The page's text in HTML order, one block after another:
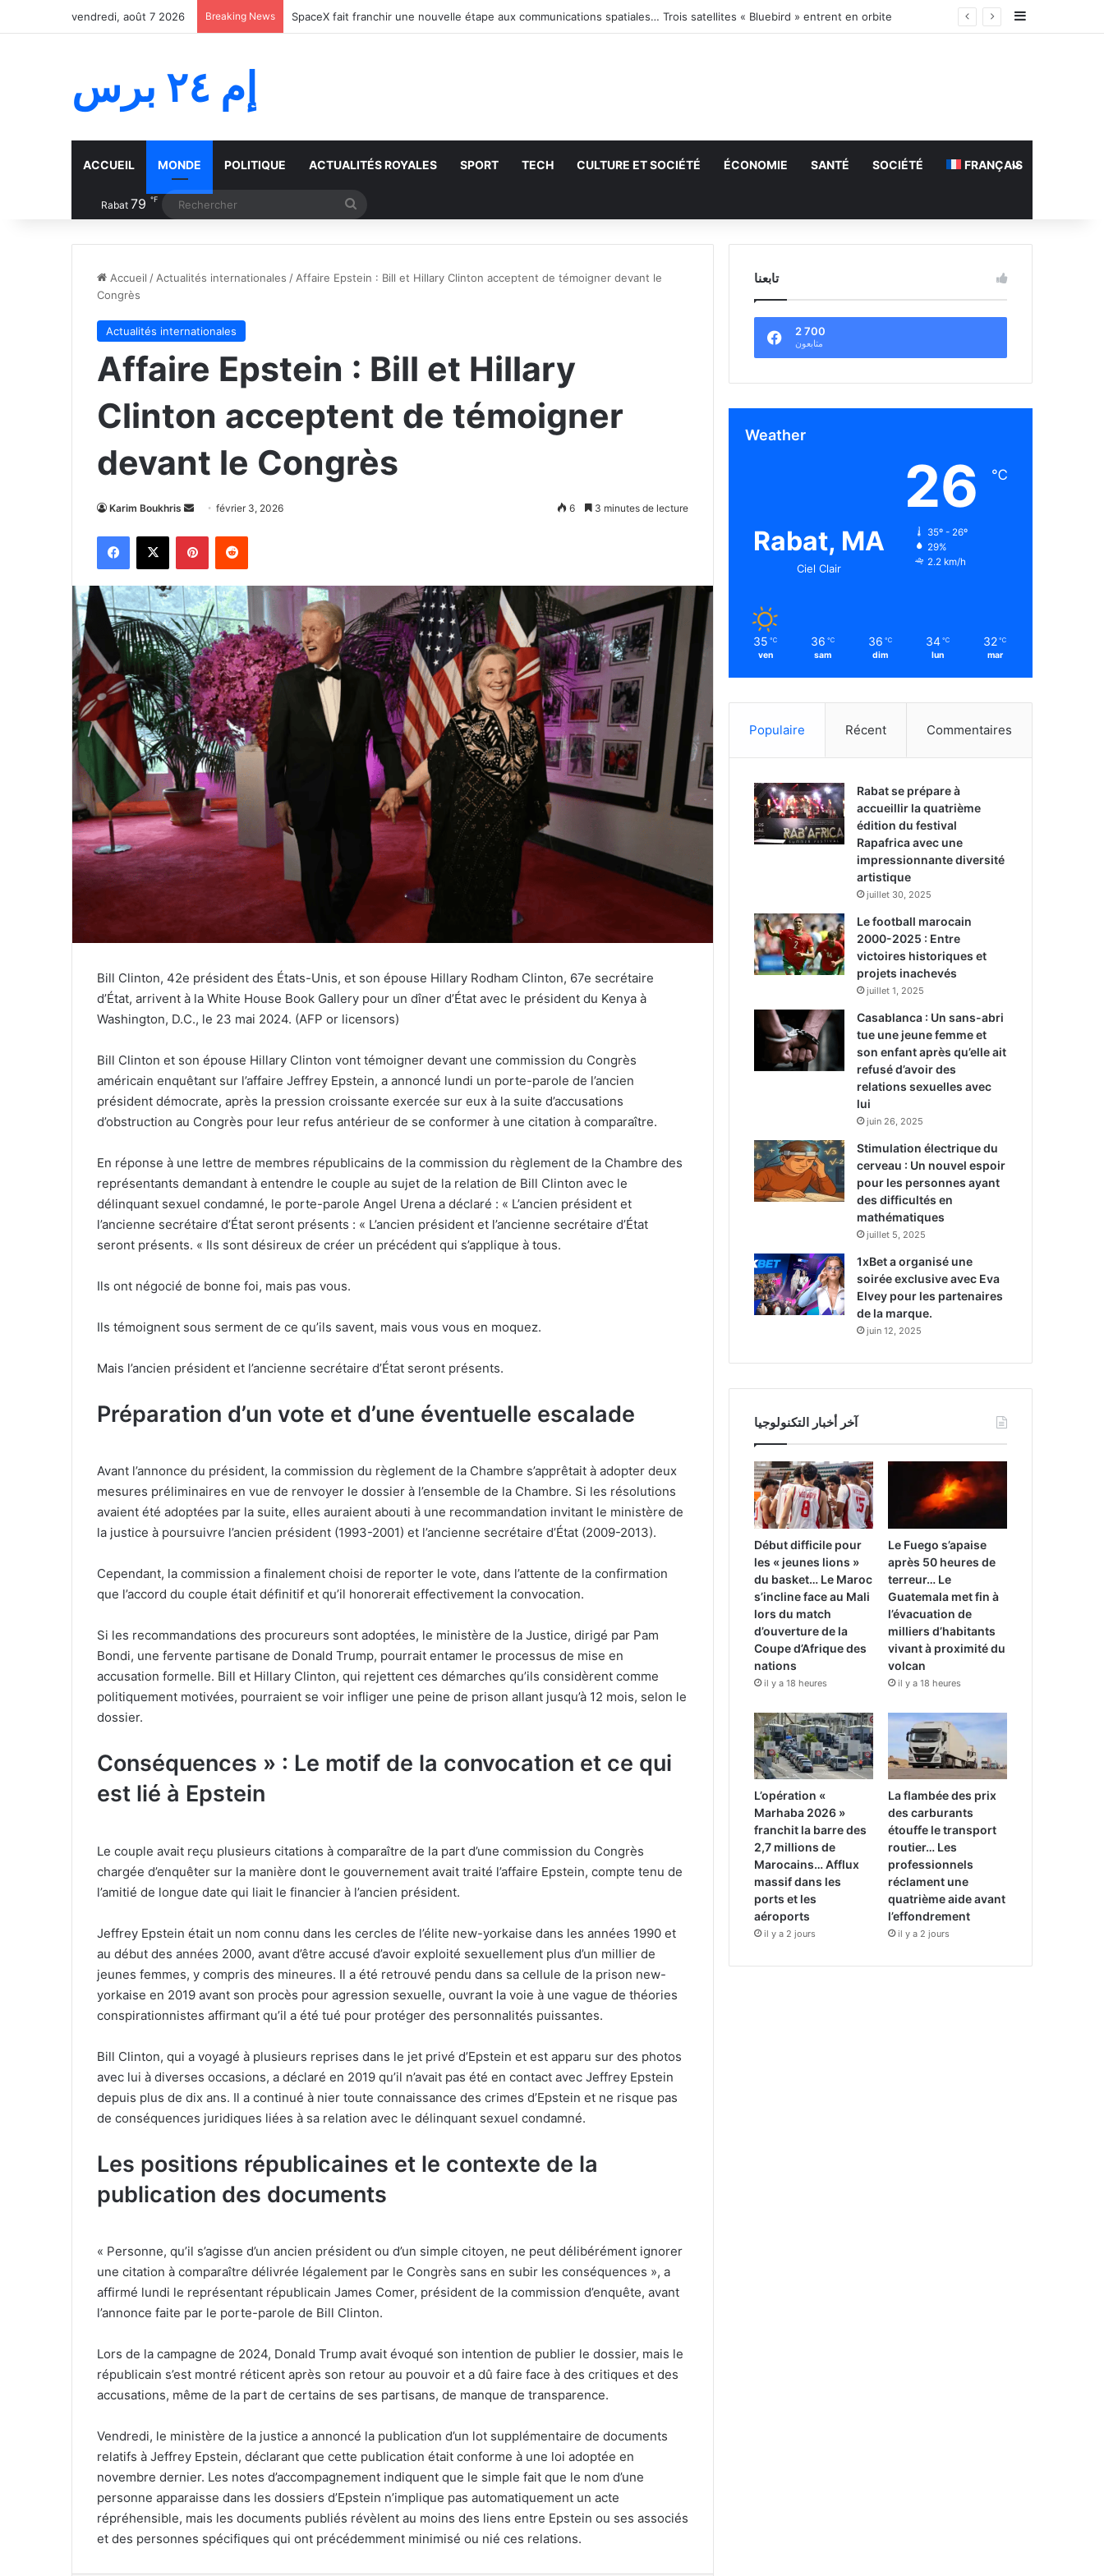
vendredi, août 7 2026 Breaking News SpaceX fait franchir une nouvelle étape aux communications spatiales… Trois satellites « Bluebird » entrent en orbite Sidebar
إم ٢٤ برس
ACCUEIL MONDE POLITIQUE ACTUALITÉS ROYALES SPORT TECH CULTURE ET SOCIÉTÉ ÉCONOMIE SANTÉ SOCIÉTÉ FRANÇAIS
Rabat 79 ℉
Accueil / Actualités internationales / Affaire Epstein : Bill et Hillary Clinton acceptent de témoigner devant le
Congrès
Actualités internationales
Affaire Epstein : Bill et Hillary
Clinton acceptent de témoigner
devant le Congrès
Karim Boukhris
Envoyer
courriel
février 3, 2026 6 3 minutes de lecture
Facebook
X PinterestReddit
Bill Clinton, 42e président des États-Unis, et son épouse Hillary Rodham Clinton, 67e secrétaire
d’État, arrivent à la White House Book Gallery pour un dîner d’État avec le président du Kenya à
Washington, D.C., le 23 mai 2024. (AFP or licensors)
Bill Clinton et son épouse Hillary Clinton vont témoigner devant une commission du Congrès
américain enquêtant sur l’affaire Jeffrey Epstein, a annoncé lundi un porte-parole de l’ancien
président démocrate, après la pression croissante exercée sur eux à la suite d’accusations
d’obstruction au Congrès pour leur refus antérieur de se conformer à une citation à comparaître.
En réponse à une lettre de membres républicains de la commission du règlement de la Chambre des
représentants demandant à entendre le couple au sujet de la relation de Bill Clinton avec le
délinquant sexuel condamné, le porte-parole Angel Urena a déclaré : « L’ancien président et
l’ancienne secrétaire d’État seront présents : « L’ancien président et l’ancienne secrétaire d’État
seront présents. « Ils sont désireux de créer un précédent qui s’applique à tous.
Ils ont négocié de bonne foi, mais pas vous.
Ils témoignent sous serment de ce qu’ils savent, mais vous vous en moquez.
Mais l’ancien président et l’ancienne secrétaire d’État seront présents.
Préparation d’un vote et d’une éventuelle escalade
Avant l’annonce du président, la commission du règlement de la Chambre s’apprêtait à adopter deux
mesures préliminaires en vue de renvoyer le dossier à l’ensemble de la Chambre. Si les résolutions
avaient été adoptées par la suite, elles auraient abouti à une recommandation invitant le ministère de
la justice à poursuivre l’ancien président (1993-2001) et l’ancienne secrétaire d’État (2009-2013).
Cependant, la commission a finalement choisi de reporter le vote, dans l’attente de la confirmation
que l’accord du couple était définitif et qu’il honorerait effectivement la convocation.
Si les recommandations des procureurs sont adoptées, le ministère de la Justice, dirigé par Pam
Bondi, une fervente partisane de Donald Trump, pourrait entamer le processus de mise en
accusation formelle. Bill et Hillary Clinton, qui rejettent ces démarches qu’ils considèrent comme
politiquement motivées, pourraient se voir infliger une peine de prison allant jusqu’à 12 mois, selon le
dossier.
Conséquences » : Le motif de la convocation et ce qui
est lié à Epstein
Le couple avait reçu plusieurs citations à comparaître de la part d’une commission du Congrès
chargée d’enquêter sur la manière dont le gouvernement avait traité l’affaire Epstein, compte tenu de
l’amitié de longue date qui liait le financier à l’ancien président.
Jeffrey Epstein était un nom connu dans les cercles de l’élite new-yorkaise dans les années 1990 et
au début des années 2000, avant d’être accusé d’avoir exploité sexuellement plus d’un millier de
jeunes femmes, y compris des mineures. Il a été retrouvé pendu dans sa cellule de la prison new-
yorkaise en 2019 avant son procès pour agression sexuelle, ouvrant la voie à une vague de théories
conspirationnistes affirmant qu’il a été tué pour protéger des personnalités puissantes.
Bill Clinton, qui a voyagé à plusieurs reprises dans le jet privé d’Epstein et est apparu sur des photos
avec lui à diverses occasions, a déclaré en 2019 qu’il n’avait pas été en contact avec Jeffrey Epstein
depuis plus de dix ans. Il a continué à nier toute connaissance des crimes d’Epstein et ne risque pas
de conséquences juridiques liées à sa relation avec le délinquant sexuel condamné.
Les positions républicaines et le contexte de la
publication des documents
« Personne, qu’il s’agisse d’un ancien président ou d’un simple citoyen, ne peut délibérément ignorer
une citation à comparaître délivrée légalement par le Congrès sans en subir les conséquences », a
affirmé lundi le représentant républicain James Comer, président de la commission d’enquête, avant
l’annonce faite par le porte-parole de Bill Clinton.
Lors de la campagne de 2024, Donald Trump avait évoqué son intention de publier le dossier, mais le
républicain s’est montré réticent après son retour au pouvoir et a dû faire face à des critiques et des
accusations, même de la part de certains de ses partisans, de manque de transparence.
Vendredi, le ministère de la justice a annoncé la publication d’un lot supplémentaire de documents
relatifs à Jeffrey Epstein, déclarant que cette publication était conforme à une loi adoptée en
novembre dernier. Les notes d’accompagnement indiquent que le simple fait que le nom d’une
personne apparaisse dans les dossiers d’Epstein n’implique pas automatiquement un acte
répréhensible, mais les documents publiés révèlent au moins des liens entre Epstein ou ses associés
et des personnes spécifiques qui ont précédemment minimisé ou nié ces relations.
تابعنا
2 700
متابعون
Weather
Rabat, MA
Ciel Clair
26 ℃
35º - 26º
29%
2.2 km/h
35 ℃
ven
36 ℃
sam
36 ℃
dim
34 ℃
lun
32 ℃
mar
Populaire Récent Commentaires
Rabat se prépare à
accueillir la quatrième
édition du festival
Rapafrica avec une
impressionnante diversité
artistique
juillet 30, 2025
Le football marocain
2000-2025 : Entre
victoires historiques et
projets inachevés
juillet 1, 2025
Casablanca : Un sans-abri
tue une jeune femme et
son enfant après qu’elle ait
refusé d’avoir des
relations sexuelles avec
lui
juin 26, 2025
Stimulation électrique du
cerveau : Un nouvel espoir
pour les personnes ayant
des difficultés en
mathématiques
juillet 5, 2025
1xBet a organisé une
soirée exclusive avec Eva
Elvey pour les partenaires
de la marque.
juin 12, 2025
آخر أخبار التكنولوجيا
Début difficile pour
les « jeunes lions »
du basket… Le Maroc
s’incline face au Mali
lors du match
d’ouverture de la
Coupe d’Afrique des
nations
il y a 18 heures
Le Fuego s’apaise
après 50 heures de
terreur… Le
Guatemala met fin à
l’évacuation de
milliers d’habitants
vivant à proximité du
volcan
il y a 18 heures
L’opération «
Marhaba 2026 »
franchit la barre des
2,7 millions de
Marocains… Afflux
massif dans les
ports et les
aéroports
il y a 2 jours
La flambée des prix
des carburants
étouffe le transport
routier… Les
professionnels
réclament une
quatrième aide avant
l’effondrement
il y a 2 jours